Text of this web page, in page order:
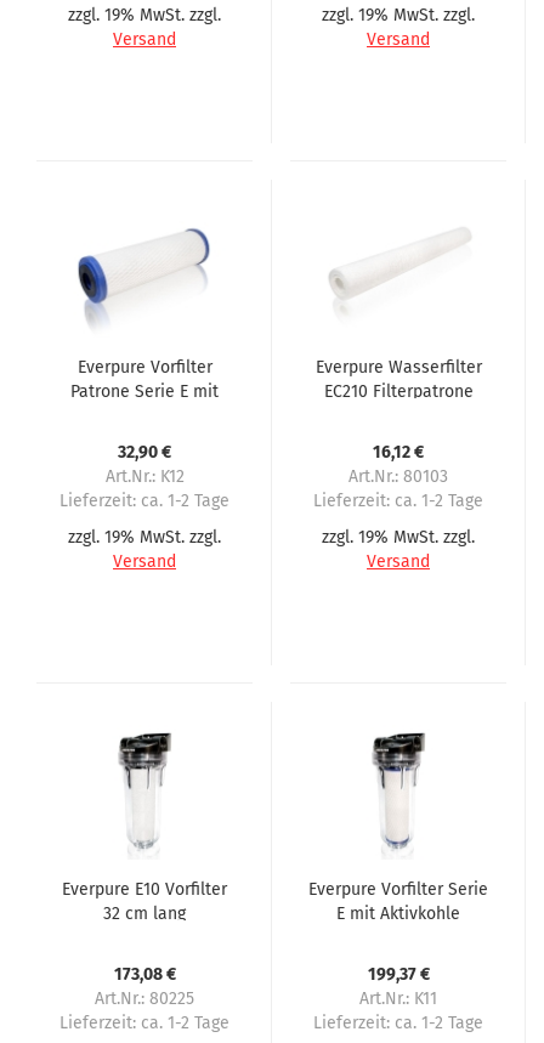
zzgl. 19% MwSt. zzgl.
Versand
zzgl. 19% MwSt. zzgl.
Versand
Everpure Vorfilter
Patrone Serie E mit
32,90 €
Art.Nr.: K12
Lieferzeit: ca. 1-2 Tage
zzgl. 19% MwSt. zzgl.
Versand
Everpure Wasserfilter
EC210 Filterpatrone
16,12 €
Art.Nr.: 80103
Lieferzeit: ca. 1-2 Tage
zzgl. 19% MwSt. zzgl.
Versand
Everpure E10 Vorfilter
32 cm lang
173,08 €
Art.Nr.: 80225
Lieferzeit: ca. 1-2 Tage
Everpure Vorfilter Serie
E mit Aktivkohle
199,37 €
Art.Nr.: K11
Lieferzeit: ca. 1-2 Tage